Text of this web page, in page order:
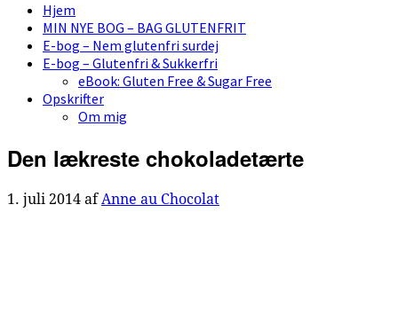
Hjem
MIN NYE BOG – BAG GLUTENFRIT
E-bog – Nem glutenfri surdej
E-bog – Glutenfri & Sukkerfri
eBook: Gluten Free & Sugar Free
Opskrifter
Om mig
Den lækreste chokoladetærte
1. juli 2014 afAnne au Chocolat